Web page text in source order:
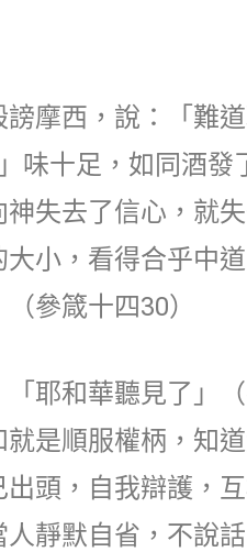
摩西，說：「難
味十足，如同酒發
失去了信心，就
小，看得合乎中
參箴十四30）
耶和華聽見了」
是順服權柄，知
頭，自我辯護，
靜默自省，不說